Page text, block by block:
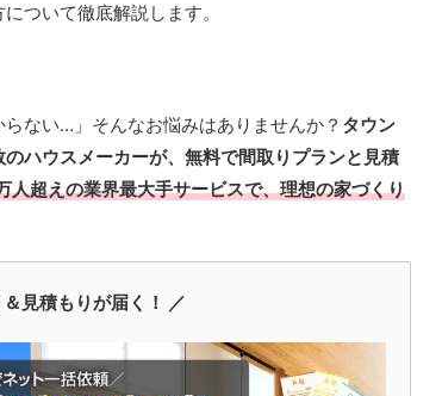
ついて徹底解説します。
ない…」そんなお悩みはありませんか？ タウン
ハウスメーカーが、無料で間取りプランと見積
人超えの業界最大手サービスで、理想の家づくり
見積もりが届く！ ／